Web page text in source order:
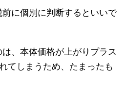
に個別に判断するといいで
、本体価格が上がりプラス
てしまうため、たまったも